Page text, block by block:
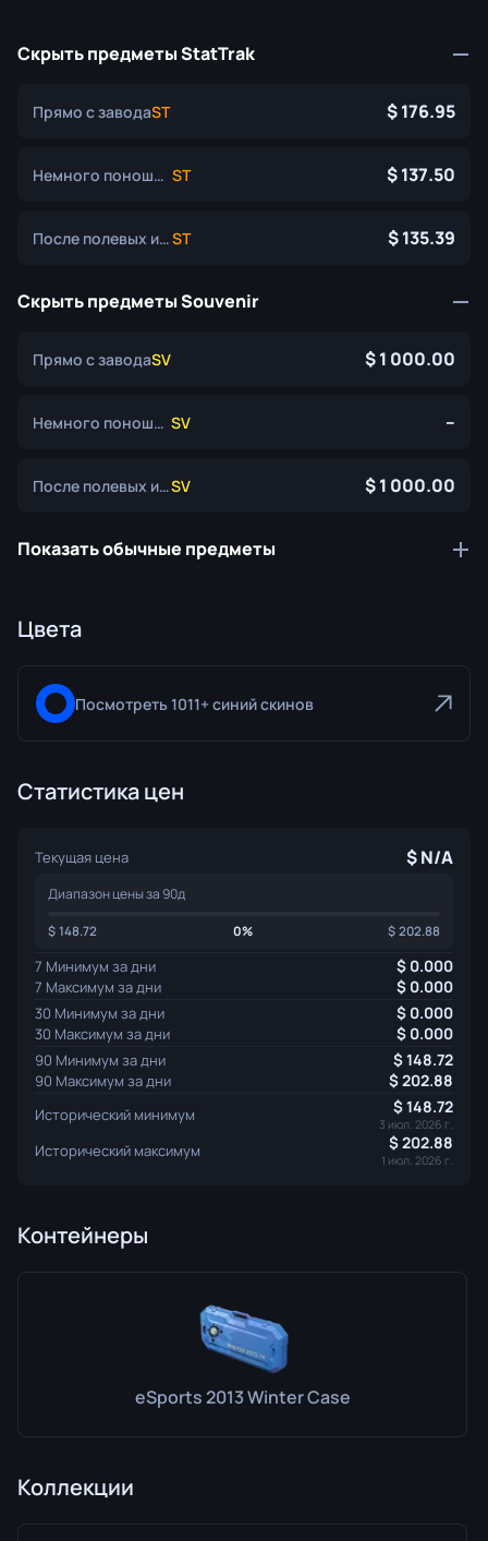
Скрыть предметы StatTrak
Прямо с заводаST 176.95
Немного поношенное ST 137.50
После полевых испытанийST 135.39
Скрыть предметы Souvenir
Прямо с заводаSV 1 000.00
Немного поношенное SV --
После полевых испытанийSV 1 000.00
Показать обычные предметы
Цвета
Посмотреть 1011+ синий скинов
Статистика цен
Текущая цена N/A
Диапазон цены за 90д
148.72 0% 202.88
7 Минимум за дни 0.000
7 Максимум за дни 0.000
30 Минимум за дни 0.000
30 Максимум за дни 0.000
90 Минимум за дни 148.72
90 Максимум за дни 202.88
Исторический минимум 148.72
3 июл. 2026 г.
Исторический максимум 202.88
1 июл. 2026 г.
Контейнеры
eSports 2013 Winter Case
Коллекции